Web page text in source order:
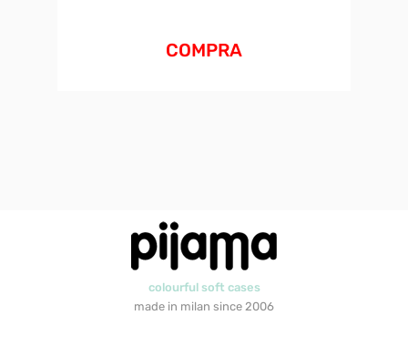
COMPRA
colourful soft cases
made in milan since 2006